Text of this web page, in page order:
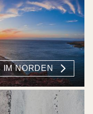
IM NORDEN